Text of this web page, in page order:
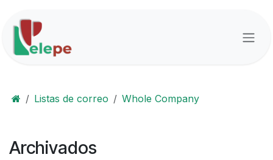
Listas de correo Whole Company
Archivados